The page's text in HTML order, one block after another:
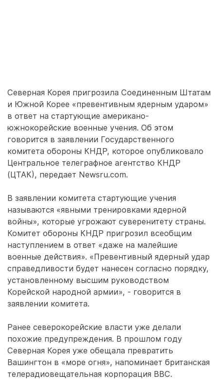
Северная Корея пригрозила Соединенным Штатам
и Южной Корее «превентивным ядерным ударом»
в ответ на стартующие американо-
южнокорейские военные учения. Об этом
говорится в заявлении Государственного
комитета обороны КНДР, которое опубликовало
Центральное телеграфное агентство КНДР
(ЦТАК), передает Newsru.com.
В заявлении комитета стартующие учения
называются «явными тренировками ядерной
войны», которые угрожают суверенитету страны.
Комитет обороны КНДР пригрозил всеобщим
наступлением в ответ «даже на малейшие
военные действия». «Превентивный ядерный удар
справедливости будет нанесен согласно порядку,
установленному высшим руководством
Корейской народной армии», - говорится в
заявлении комитета.
Ранее северокорейские власти уже делали
похожие предупреждения. В прошлом году
Северная Корея уже обещала превратить
Вашингтон в «море огня», напоминает британская
телерадиовещательная корпорация BBC.